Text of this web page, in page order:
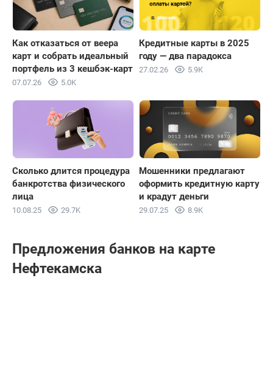
Как отказаться от веера
карт и собрать идеальный
портфель из 3 кешбэк-карт
07.07.26 5.0K
Кредитные карты в 2025
году — два парадокса
27.02.26 5.9K
Сколько длится процедура
банкротства физического
лица
10.08.25 29.7K
Мошенники предлагают
оформить кредитную карту
и крадут деньги
29.07.25 8.9K
Предложения банков на карте
Нефтекамска